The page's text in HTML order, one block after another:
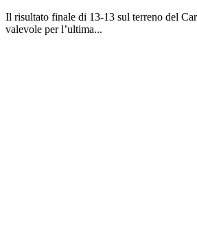
Il risultato finale di 13-13 sul terreno del
valevole per l’ultima...